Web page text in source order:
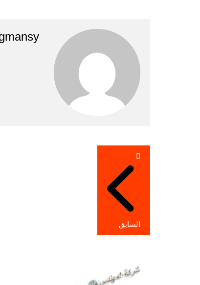
تصفّح
المقالات
السابق